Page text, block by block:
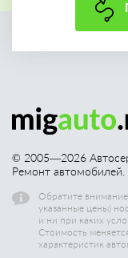
© 2005—2026
Ремонт
Обратите
указанные цены)
и ни при каких
Стоимость
характеристик